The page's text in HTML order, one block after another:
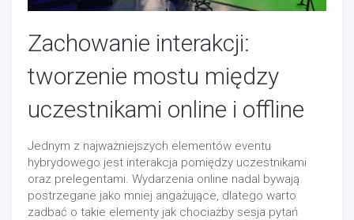
Zachowanie interakcji:
tworzenie mostu między
uczestnikami online i offline
Jednym z najważniejszych elementów eventu
hybrydowego jest interakcja pomiędzy uczestnikami
oraz prelegentami. Wydarzenia online nadal bywają
postrzegane jako mniej angażujące, dlatego warto
zadbać o takie elementy jak chociażby sesja pytań